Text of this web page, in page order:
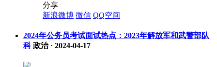
分享
新浪微博 微信 QQ空间
2024年公务员考试面试热点：2023年解放军和武警部队
科 政治· 2024-04-17